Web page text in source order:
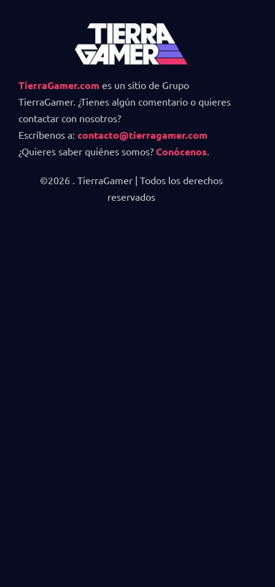
TierraGamer.com es un sitio de Grupo
TierraGamer. ¿Tienes algún comentario o quieres
contactar con nosotros?
Escríbenos a: contacto@tierragamer.com
¿Quieres saber quiénes somos? Conócenos
©2026 . TierraGamer | Todos los derechos
reservados